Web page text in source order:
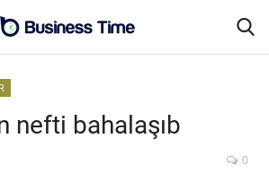
nefti bahalaşıb
0